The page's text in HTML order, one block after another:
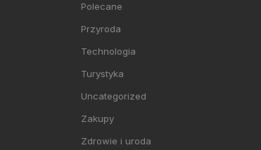
Polecane
Przyroda
Technologia
Turystyka
Uncategorized
Zakupy
Zdrowie i uroda